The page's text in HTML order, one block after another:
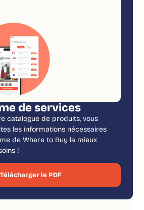
de services
catalogue de produits, vous
les informations nécessaires
de Where to Buy la mieux
!
Télécharger le PDF